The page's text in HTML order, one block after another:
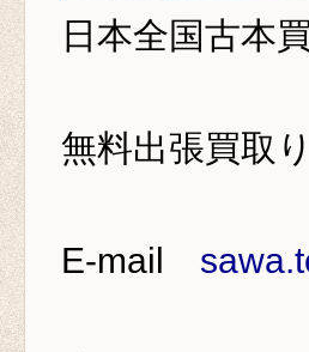
日本全国古本
無料出張買取
E-mail